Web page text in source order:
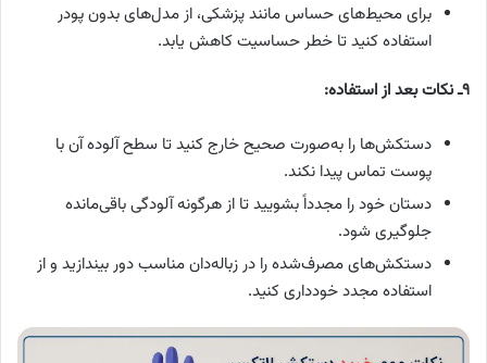
برای محیط‌های حساس مانند پزشکی، از مدل‌های بدون پودر
استفاده کنید تا خطر حساسیت کاهش یابد.
۹ـ نکات بعد از استفاده:
دستکش‌ها را به‌صورت صحیح خارج کنید تا سطح آلوده آن با
پوست تماس پیدا نکند.
دستان خود را مجدداً بشویید تا از هرگونه آلودگی باقی‌مانده
جلوگیری شود.
دستکش‌های مصرف‌شده را در زباله‌دان مناسب دور بیندازید و از
استفاده مجدد خودداری کنید.